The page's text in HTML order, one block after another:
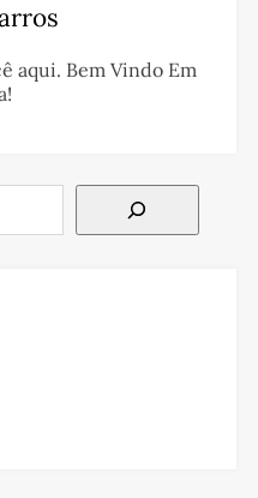
aqui. Bem Vindo Em